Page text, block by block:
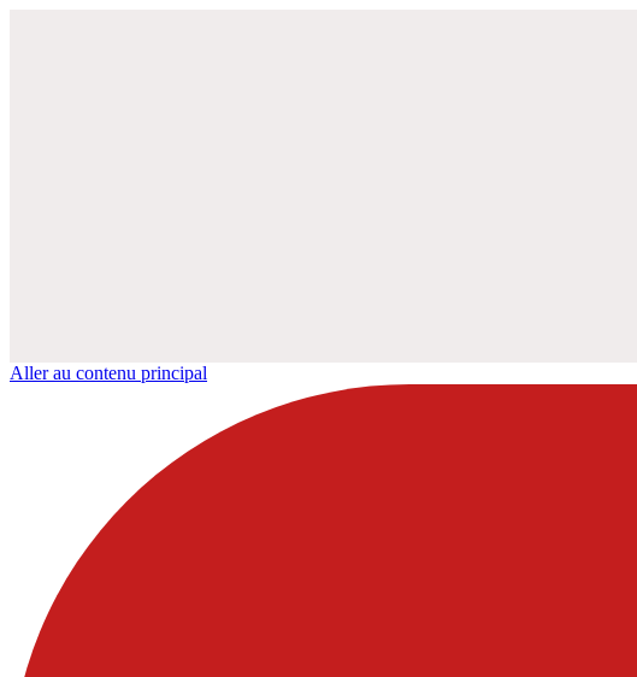
Aller au contenu principal